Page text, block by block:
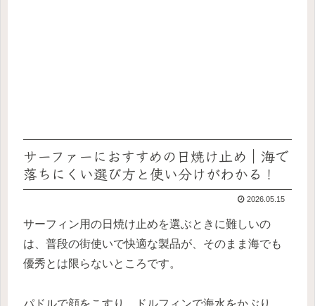
サーファーにおすすめの日焼け止め｜海で
落ちにくい選び方と使い分けがわかる！
2026.05.15
サーフィン用の日焼け止めを選ぶときに難しいの
は、普段の街使いで快適な製品が、そのまま海でも
優秀とは限らないところです。
パドルで顔をこすり、ドルフィンで海水をかぶり、